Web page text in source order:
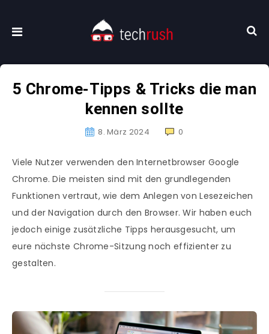
5 Chrome-Tipps & Tricks die man
kennen sollte
8. März 2024 0
Viele Nutzer verwenden den Internetbrowser Google
Chrome. Die meisten sind mit den grundlegenden
Funktionen vertraut, wie dem Anlegen von Lesezeichen
und der Navigation durch den Browser. Wir haben euch
jedoch einige zusätzliche Tipps herausgesucht, um
eure nächste Chrome-Sitzung noch effizienter zu
gestalten.